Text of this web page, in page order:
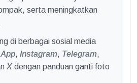
serta meningkatkan
di berbagai sosial media
, Instagram, Telegram,
X dengan panduan ganti foto